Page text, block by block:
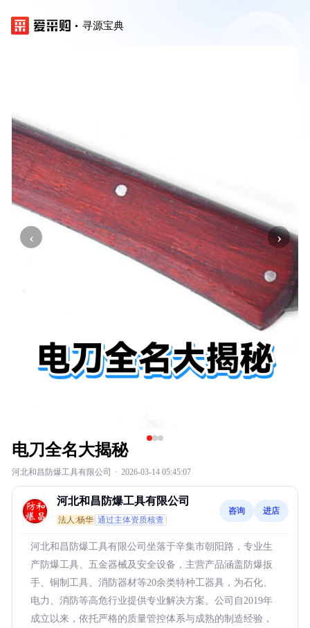
寻源宝典
‹ ›
电刀全名大揭秘
河北和昌防爆工具有限公司 · 2026-03-14 05:45:07
河北和昌防爆工具有限公司
法人:杨华 通过主体资质核查
咨询 进店
河北和昌防爆工具有限公司坐落于辛集市朝阳路，专业生
产防爆工具、五金器械及安全设备，主营产品涵盖防爆扳
手、铜制工具、消防器材等20余类特种工器具，为石化、
电力、消防等高危行业提供专业解决方案。公司自2019年
成立以来，依托严格的质量管控体系与成熟的制造经验，